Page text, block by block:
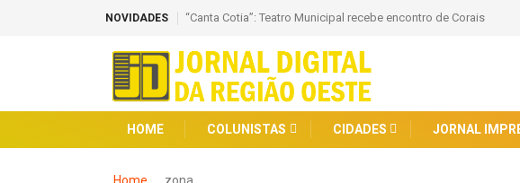
NOVIDADES “Canta Cotia”: Teatro Municipal recebe encontro de Corais
HOME COLUNISTAS CIDADES JORNAL